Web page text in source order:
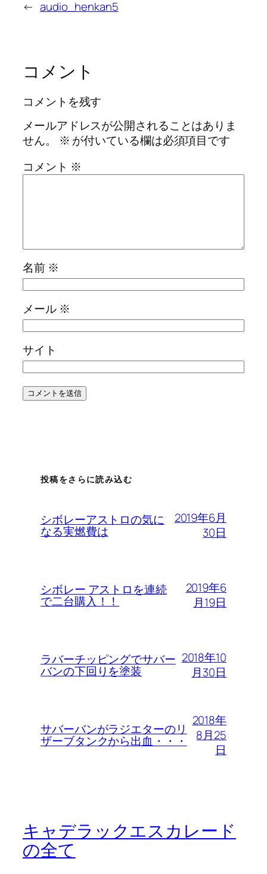
← audio_henkan5
コメント
コメントを残す
メールアドレスが公開されることはありま
せん。
※ が付いている欄は必須項目です
コメント ※
名前 ※
メール ※
サイト
投稿をさらに読み込む
シボレーアストロの気に
なる実燃費は
2019年6月
30日
シボレー アストロを連続
で二台購入！！
2019年6
月19日
ラバーチッピングでサバー
バンの下回りを塗装
2018年10
月30日
サバーバンがラジエターのリ
ザーブタンクから出血・・・
2018年
8月25
日
キャデラックエスカレード
の全て